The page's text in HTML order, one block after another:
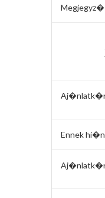
Ennek